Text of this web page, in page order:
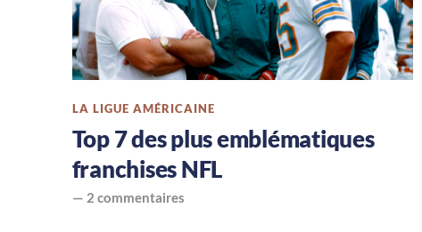
LA LIGUE AMÉRICAINE
Top 7 des plus emblématiques
franchises NFL
— 2 commentaires